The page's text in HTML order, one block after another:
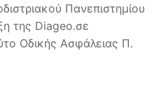
Πανεπιστημίου
της Diageo.σε
Οδικής Ασφάλειας Π.